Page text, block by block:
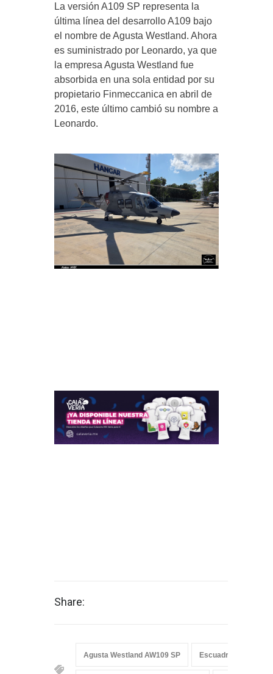
La versión A109 SP representa la
última línea del desarrollo A109 bajo
el nombre de Agusta Westland. Ahora
es suministrado por Leonardo, ya que
la empresa Agusta Westland fue
absorbida en una sola entidad por su
propietario Finmeccanica en abril de
2016, este último cambió su nombre a
Leonardo.
Share:
Agusta Westland AW109 SP Escuadrón Aéreo